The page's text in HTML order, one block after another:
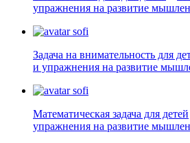
упражнения на развитие
sofi
Задача на внимательность для
и упражнения на развитие
sofi
Математическая задача для детей
упражнения на развитие